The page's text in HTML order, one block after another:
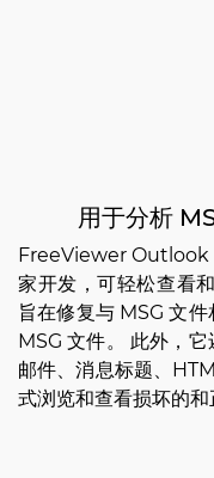
用于分析
FreeViewer Outlook
家开发，可轻松查看
旨在修复与 MSG 文
MSG 文件。 此外，
邮件、消息标题、
式浏览和查看损坏的和